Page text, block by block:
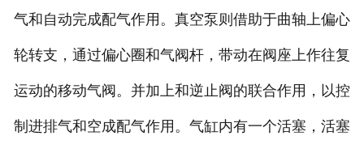
气和自动完成配气作用。真空泵则借助于曲轴上偏心
轮转支，通过偏心圈和气阀杆，带动在阀座上作往复
运动的移动气阀。并加上和逆止阀的联合作用，以控
制进排气和空成配气作用。气缸内有一个活塞，活塞